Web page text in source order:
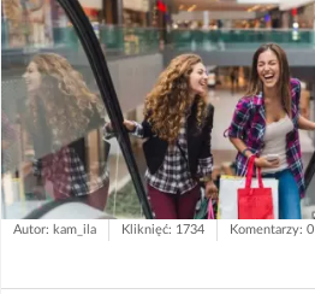
Autor: kam_ila Kliknięć: 1734 Komentarzy: 0